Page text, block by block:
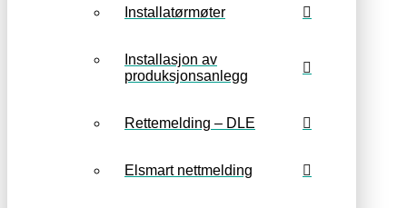
Installatørmøter
Installasjon av
produksjonsanlegg
Rettemelding – DLE
Elsmart nettmelding